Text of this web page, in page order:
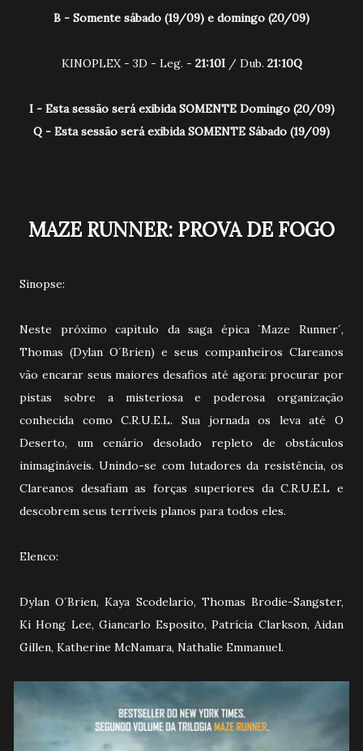
B - Somente sábado (19/09) e domingo (20/09)
KINOPLEX - 3D - Leg. - 21:10I / Dub. 21:10Q
I - Esta sessão será exibida SOMENTE Domingo (20/09)
Q - Esta sessão será exibida SOMENTE Sábado (19/09)
MAZE RUNNER: PROVA DE FOGO
Sinopse:
Neste próximo capitulo da saga épica `Maze Runner´,
Thomas (Dylan O´Brien) e seus companheiros Clareanos
vão encarar seus maiores desafios até agora: procurar por
pistas sobre a misteriosa e poderosa organização
conhecida como C.R.U.E.L. Sua jornada os leva até O
Deserto, um cenário desolado repleto de obstáculos
inimagináveis. Unindo-se com lutadores da resistência, os
Clareanos desafiam as forças superiores da C.R.U.E.L e
descobrem seus terríveis planos para todos eles.
Elenco:
Dylan O´Brien, Kaya Scodelario, Thomas Brodie-Sangster,
Ki Hong Lee, Giancarlo Esposito, Patrícia Clarkson, Aidan
Gillen, Katherine McNamara, Nathalie Emmanuel.